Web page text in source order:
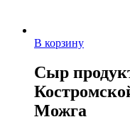
В корзину
Сыр
Можга